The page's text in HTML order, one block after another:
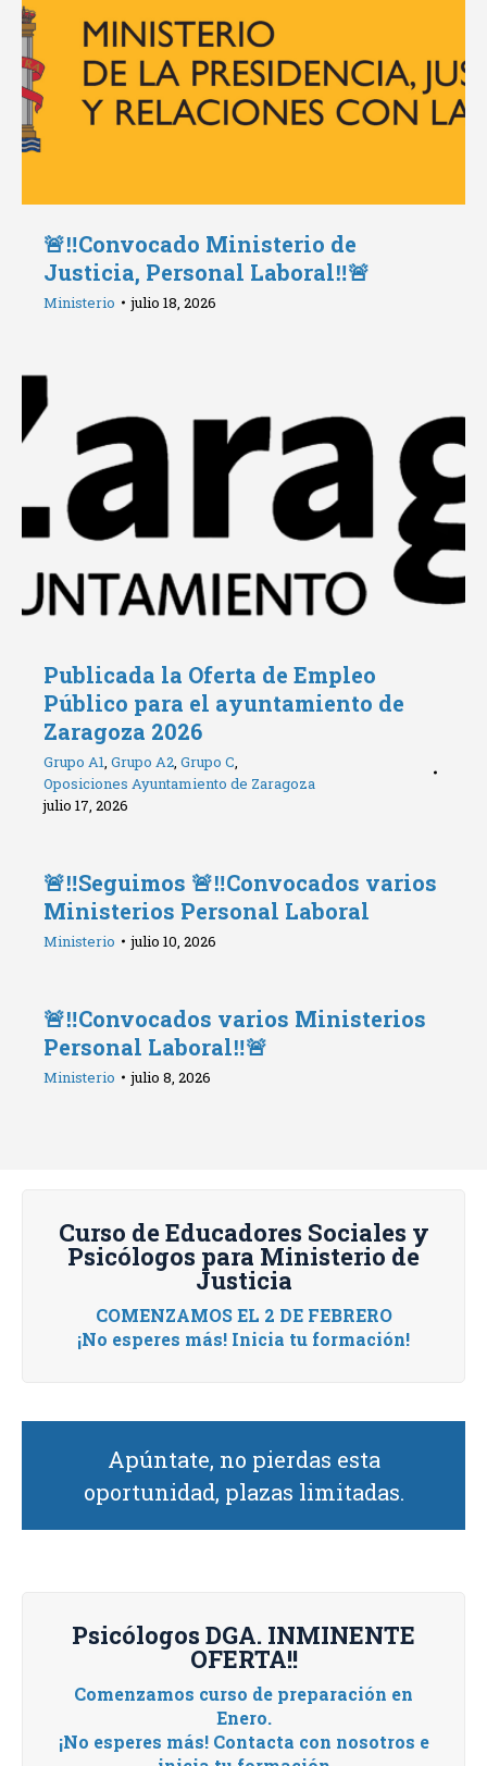
🚨‼️Convocado Ministerio de
Justicia, Personal Laboral‼️🚨
Ministerio julio 18, 2026
Publicada la Oferta de Empleo
Público para el ayuntamiento de
Zaragoza 2026
Grupo A1, Grupo A2, Grupo C,
Oposiciones Ayuntamiento de Zaragoza
julio 17, 2026
🚨‼️Seguimos 🚨‼️Convocados varios
Ministerios Personal Laboral
Ministerio julio 10, 2026
🚨‼️Convocados varios Ministerios
Personal Laboral‼️🚨
Ministerio julio 8, 2026
Curso de Educadores Sociales y
Psicólogos para Ministerio de
Justicia
COMENZAMOS EL 2 DE FEBRERO
¡No esperes más! Inicia tu formación!
Apúntate, no pierdas esta
oportunidad, plazas limitadas.
Psicólogos DGA. INMINENTE
OFERTA!!
Comenzamos curso de preparación en
Enero.
¡No esperes más! Contacta con nosotros e